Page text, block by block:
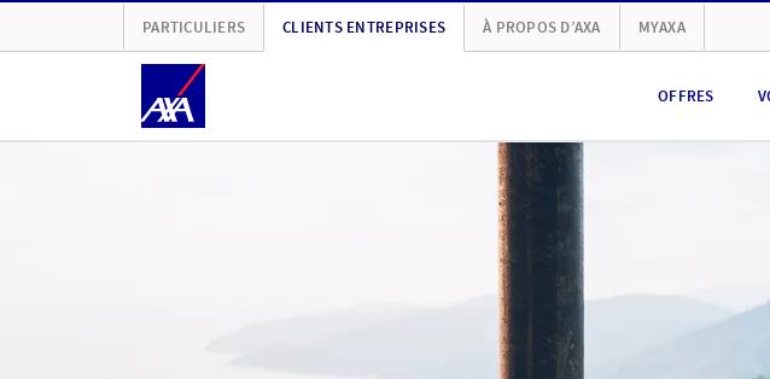
PARTICULIERS CLIENTS ENTREPRISES À PROPOS D’AXA MYAXA
OFFRES